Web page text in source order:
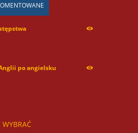
po angielsku
WYBRAĆ